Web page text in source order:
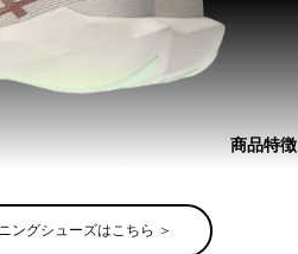
た、反発素材（FFTURBO
商品特
ングシューズはこちら ＞